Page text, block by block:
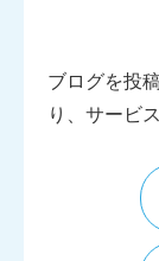
ブログを投
り、サービ